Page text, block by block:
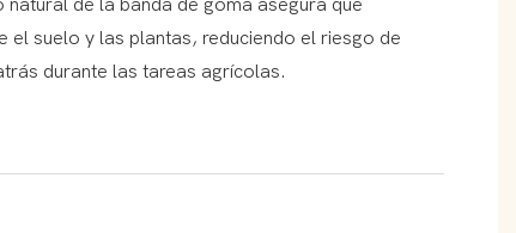
natural de la banda de goma asegura que
el suelo y las plantas, reduciendo el riesgo de
durante las tareas agrícolas.